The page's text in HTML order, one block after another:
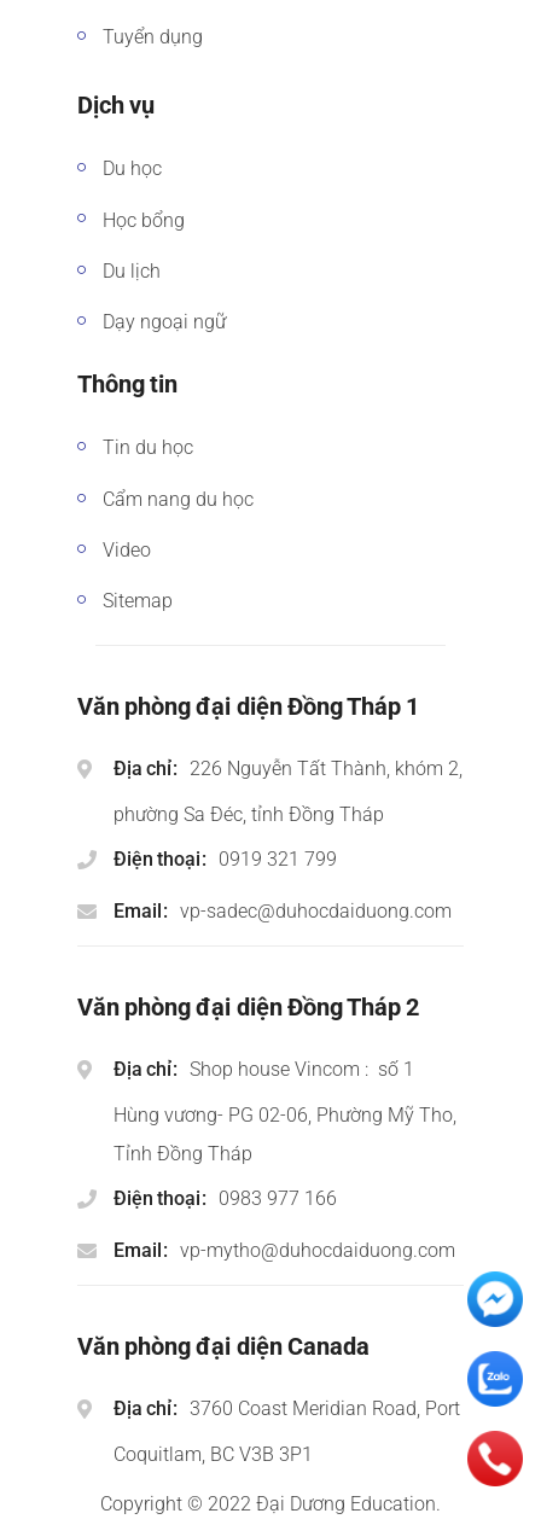
Tuyển dụng
Dịch vụ
Du học
Học bổng
Du lịch
Dạy ngoại ngữ
Thông tin
Tin du học
Cẩm nang du học
Video
Sitemap
Văn phòng đại diện Đồng Tháp 1
Địa chỉ
226 Nguyễn Tất Thành, khóm 2,
phường Sa Đéc, tỉnh Đồng Tháp
Điện thoại
0919 321 799
Email vp-sadec@duhocdaiduong.com
Văn phòng đại diện Đồng Tháp 2
Địa chỉ
Shop house Vincom : số 1
Hùng vương- PG 02-06, Phường Mỹ Tho,
Tỉnh Đồng Tháp
Điện thoại
0983 977 166
Email vp-mytho@duhocdaiduong.com
Văn phòng đại diện Canada
Địa chỉ
3760 Coast Meridian Road, Port
Coquitlam, BC V3B 3P1
Copyright © 2022 Đại Dương Education.